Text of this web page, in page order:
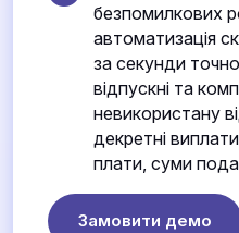
безпомилкових
автоматизація
за секунди
відпускні та
невикористану
декретні
плати, суми
Замовити демо